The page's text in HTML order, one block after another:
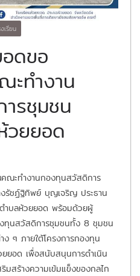
เรียน
ดขอ
ทำงาน
รชุมชน
วยยอด
ณะทำงานกองทุนสวัสดิการ
รัชฏ์ฐิทิพย์ บุญเจริญ ประธาน
ำบลห้วยยอด พร้อมด้วยผู้
งทุนสวัสดิการชุมชนทั้ง 8 ชุมชน
ๆ ภายใต้โครงการกองทุน
ยอด เพื่อสนับสนุนการดำเนิน
มสร้างความเข้มแข็งของกลไก